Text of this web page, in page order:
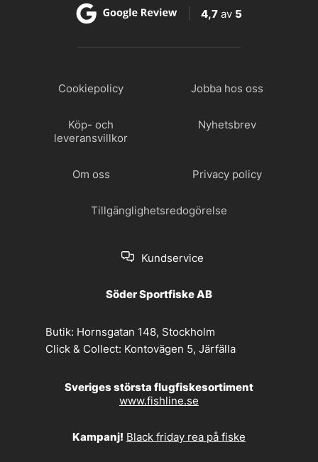
4,7 av 5
Cookiepolicy Jobba hos oss
Köp- och
leveransvillkor
Nyhetsbrev
Om oss Privacy policy
Tillgänglighetsredogörelse
Kundservice
Söder Sportfiske AB
Butik: Hornsgatan 148, Stockholm
Click & Collect: Kontovägen 5, Järfälla
Sveriges största flugfiskesortiment
www.fishline.se
Kampanj! Black friday rea på fiske